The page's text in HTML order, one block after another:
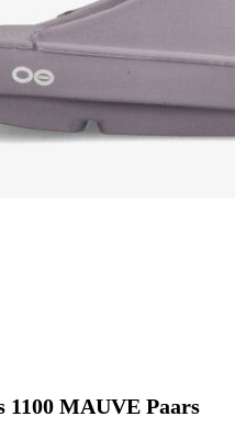
MAUVE Paars